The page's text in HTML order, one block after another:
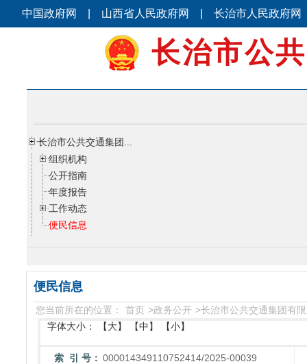
中国政府网 山西省人民政府网 长治市人民政府网
长治市公
长治市公共交通集团...
组织机构
公开指南
年度报告
工作动态
便民信息
便民信息
您当前所在的位置： 首页 >政务公开 >长治市公共交通集团有
字体大小：
【大】 【中】 【小】
索 引 号： 000014349110752414/2025-00039